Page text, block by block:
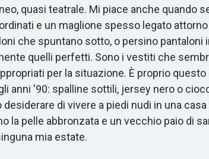
quasi teatrale. Mi piace anche
e un maglione spesso legato
che spuntano sotto, o persino
quelli perfetti. Sono i vestiti che
per la situazione. È proprio
anni '90: spalline sottili, jersey nero o
di vivere a piedi nudi in una
la pelle abbronzata e un vecchio paio di
mia estate.